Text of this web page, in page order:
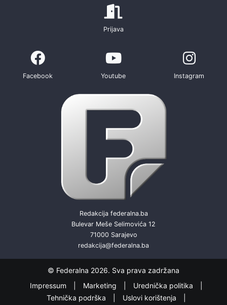
Prijava
Facebook Youtube Instagram
Redakcija federalna.ba
Bulevar Meše Selimovića 12
71000 Sarajevo
redakcija@federalna.ba
© Federalna 2026. Sva prava zadržana
Impressum
Marketing
Urednička politika
Tehnička podrška
Uslovi korištenja